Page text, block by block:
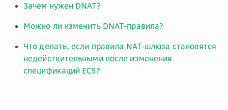
Зачем нужен DNAT?
Можно ли изменить DNAT-правила?
Что делать, если правила NAT-шлюза становятся
недействительными после изменения
спецификаций ECS?